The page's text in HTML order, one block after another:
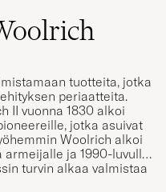
tuotteita, jotka
periaatteita.
II vuonna 1830 alkoi
jotka asuivat
Woolrich alkoi
ja 1990-luvulla
turvin alkaa valmistaa
valmistaa